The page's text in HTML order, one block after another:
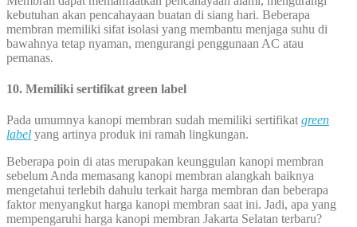
kebutuhan akan pencahayaan buatan di siang hari. Beberapa
membran memiliki sifat isolasi yang membantu menjaga suhu di
bawahnya tetap nyaman, mengurangi penggunaan AC atau
pemanas.
10. Memiliki sertifikat green label
Pada umumnya kanopi membran sudah memiliki sertifikat green
label yang artinya produk ini ramah lingkungan.
Beberapa poin di atas merupakan keunggulan kanopi membran
sebelum Anda memasang kanopi membran alangkah baiknya
mengetahui terlebih dahulu terkait harga membran dan beberapa
faktor menyangkut harga kanopi membran saat ini. Jadi, apa yang
mempengaruhi harga kanopi membran Jakarta Selatan terbaru?